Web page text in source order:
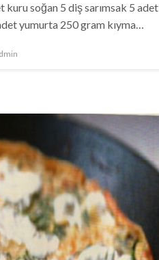
kuru soğan 5 diş sarımsak 5 adet
yumurta 250 gram kıyma…